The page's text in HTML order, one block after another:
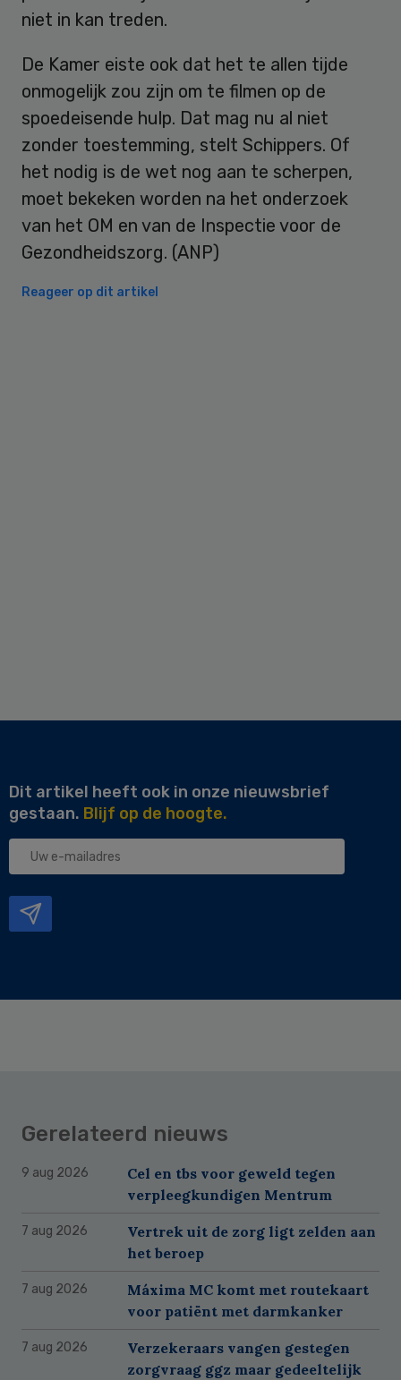
niet in kan treden.
De Kamer eiste ook dat het te allen tijde
onmogelijk zou zijn om te filmen op de
spoedeisende hulp. Dat mag nu al niet
zonder toestemming, stelt Schippers. Of
het nodig is de wet nog aan te scherpen,
moet bekeken worden na het onderzoek
van het OM en van de Inspectie voor de
Gezondheidszorg. (ANP)
Reageer op dit artikel
Dit artikel heeft ook in onze nieuwsbrief
gestaan. Blijf op de hoogte.
Uw
Gerelateerd nieuws
9 aug 2026
Cel en tbs voor geweld tegen
verpleegkundigen Mentrum
7 aug 2026
Vertrek uit de zorg ligt zelden aan
het beroep
7 aug 2026
Máxima MC komt met routekaart
voor patiënt met darmkanker
7 aug 2026
Verzekeraars vangen gestegen
zorgvraag ggz maar gedeeltelijk